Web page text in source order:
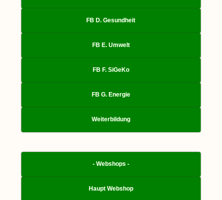
FB D. Gesundheit
FB E. Umwelt
FB F. SiGeKo
FB G. Energie
Weiterbildung
- Webshops -
Haupt Webshop